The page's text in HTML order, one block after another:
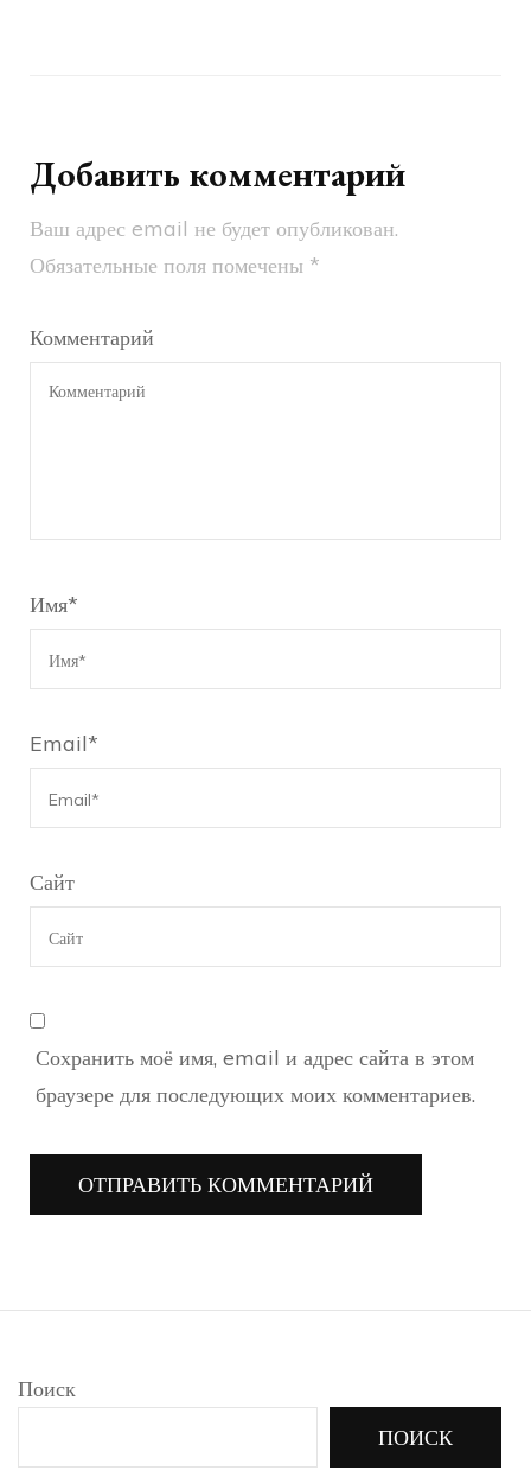
Добавить комментарий
Ваш адрес email не будет опубликован.
Обязательные поля помечены *
Комментарий
Имя*
Email*
Сайт
Сохранить моё имя, email и адрес сайта в этом
браузере для последующих моих комментариев.
Поиск
ПОИСК